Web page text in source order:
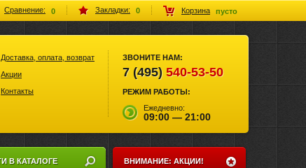
Сравнение: 0 Закладки: 0 Корзина пусто
Доставка, оплата, возврат
Акции
Контакты
ЗВОНИТЕ НАМ:
7 (495) 540-53-50
РЕЖИМ РАБОТЫ:
Ежедневно:
09:00 — 21:00
ВНИМАНИЕ: АКЦИИ!
В КАТАЛОГЕ